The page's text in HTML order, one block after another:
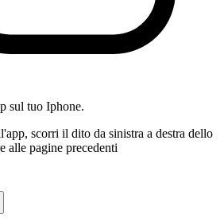
sul tuo Iphone.
scorri il dito da sinistra a destra dello
alle pagine precedenti